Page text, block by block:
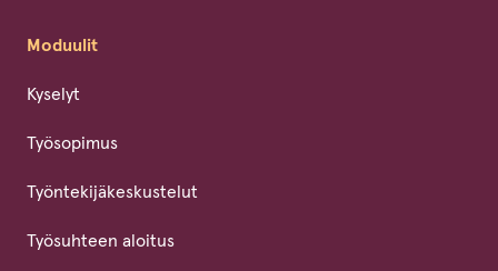
Moduulit
Kyselyt
Työsopimus
Työntekijäkeskustelut
Työsuhteen aloitus